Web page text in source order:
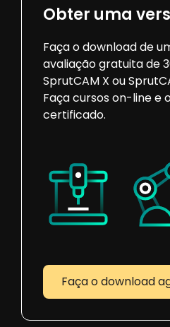
Obter uma
Faça o download de
avaliação gratuita de
SprutCAM X ou
Faça cursos on-line e
certificado.
Faça o download